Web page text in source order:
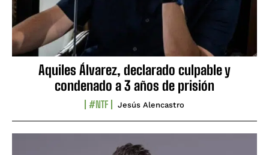
Aquiles Álvarez, declarado culpable y
condenado a 3 años de prisión
#NTF Jesús Alencastro